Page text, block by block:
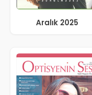
Aralık 2025